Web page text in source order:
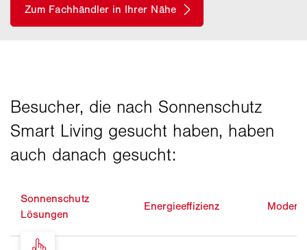
Sonnenschutz
Lösungen
Energieeffizienz